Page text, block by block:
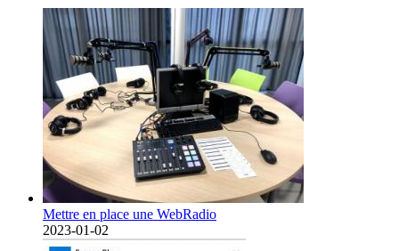
Mettre en place une WebRadio
2023-01-02